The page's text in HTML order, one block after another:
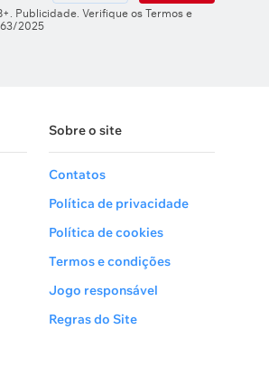
Publicidade. Verifique os Termos e
2025
Sobre o site
Contatos
Política de privacidade
Política de cookies
Termos e condições
Jogo responsável
Regras do Site